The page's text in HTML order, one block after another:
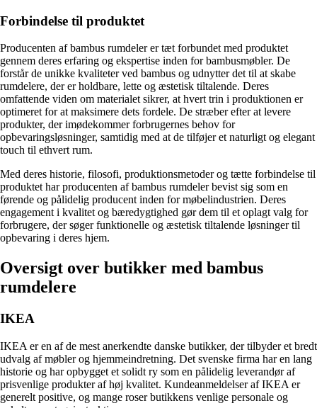
Forbindelse til produktet
Producenten af bambus rumdeler er tæt forbundet med produktet
gennem deres erfaring og ekspertise inden for bambusmøbler. De
forstår de unikke kvaliteter ved bambus og udnytter det til at skabe
rumdelere, der er holdbare, lette og æstetisk tiltalende. Deres
omfattende viden om materialet sikrer, at hvert trin i produktionen er
optimeret for at maksimere dets fordele. De stræber efter at levere
produkter, der imødekommer forbrugernes behov for
opbevaringsløsninger, samtidig med at de tilføjer et naturligt og elegant
touch til ethvert rum.
Med deres historie, filosofi, produktionsmetoder og tætte forbindelse til
produktet har producenten af bambus rumdeler bevist sig som en
førende og pålidelig producent inden for møbelindustrien. Deres
engagement i kvalitet og bæredygtighed gør dem til et oplagt valg for
forbrugere, der søger funktionelle og æstetisk tiltalende løsninger til
opbevaring i deres hjem.
Oversigt over butikker med bambus
rumdelere
IKEA
IKEA er en af de mest anerkendte danske butikker, der tilbyder et bredt
udvalg af møbler og hjemmeindretning. Det svenske firma har en lang
historie og har opbygget et solidt ry som en pålidelig leverandør af
prisvenlige produkter af høj kvalitet. Kundeanmeldelser af IKEA er
generelt positive, og mange roser butikkens venlige personale og